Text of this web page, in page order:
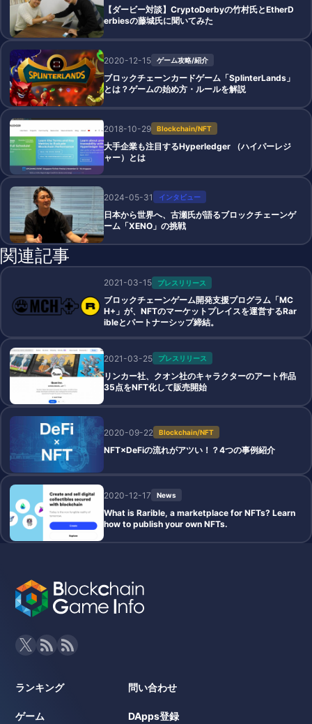
【ダービー対談】CryptoDerbyの竹村氏とEtherD
erbiesの藤城氏に聞いてみた
2020-12-15 ゲーム攻略/紹介
ブロックチェーンカードゲーム「SplinterLands」
とは？ゲームの始め方・ルールを解説
2018-10-29 Blockchain/NFT
大手企業も注目するHyperledger （ハイパーレジ
ャー）とは
2024-05-31 インタビュー
日本から世界へ、古瀬氏が語るブロックチェーンゲ
ーム「XENO」の挑戦
関連記事
2021-03-15 プレスリリース
ブロックチェーンゲーム開発支援プログラム「MC
H+」が、NFTのマーケットプレイスを運営するRar
ibleとパートナーシップ締結。
2021-03-25 プレスリリース
リンカー社、クオン社のキャラクターのアート作品
35点をNFT化して販売開始
2020-09-22 Blockchain/NFT
NFT×DeFiの流れがアツい！？4つの事例紹介
2020-12-17 News
What is Rarible, a marketplace for NFTs? Learn
how to publish your own NFTs.
ランキング
ゲーム
問い合わせ
DApps登録